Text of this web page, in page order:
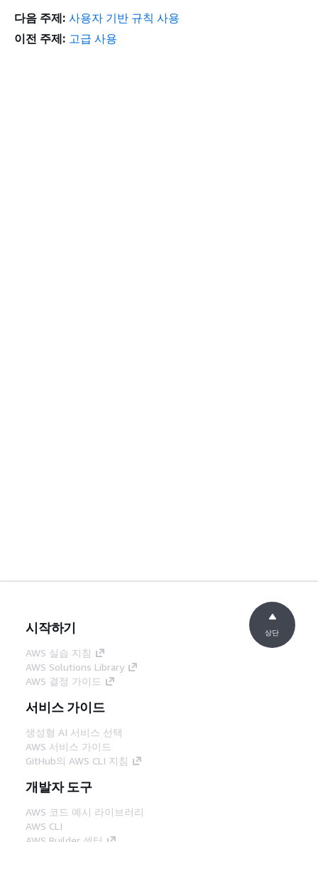
다음 주제: 사용자 기반 규칙 사용
이전 주제: 고급 사용
시작하기
AWS 실습 지침
AWS Solutions Library
AWS 결정 가이드
서비스 가이드
생성형 AI 서비스 선택
AWS 서비스 가이드
GitHub의 AWS CLI 지침
개발자 도구
AWS 코드 예시 라이브러리
AWS CLI
AWS Builder 센터
상단